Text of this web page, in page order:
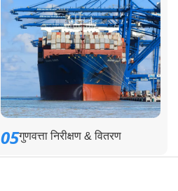
05गुणवत्ता निरीक्षण & वितरण